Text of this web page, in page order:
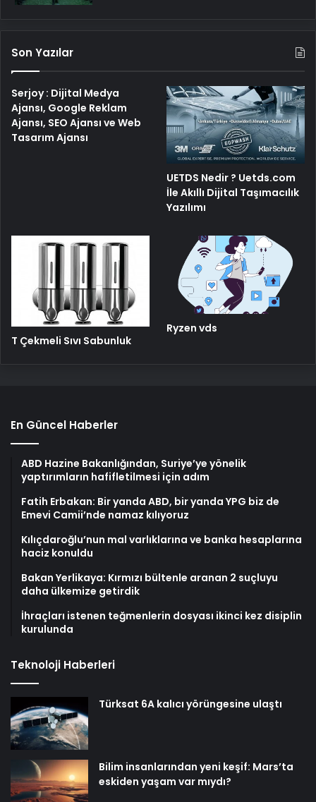
Son Yazılar
Serjoy : Dijital Medya
Ajansı, Google Reklam
Ajansı, SEO Ajansı ve Web
Tasarım Ajansı
UETDS Nedir ? Uetds.com
İle Akıllı Dijital Taşımacılık
Yazılımı
T Çekmeli Sıvı Sabunluk
Ryzen vds
En Güncel Haberler
ABD Hazine Bakanlığından, Suriye’ye yönelik
yaptırımların hafifletilmesi için adım
Fatih Erbakan: Bir yanda ABD, bir yanda YPG biz de
Emevi Camii’nde namaz kılıyoruz
Kılıçdaroğlu’nun mal varlıklarına ve banka hesaplarına
haciz konuldu
Bakan Yerlikaya: Kırmızı bültenle aranan 2 suçluyu
daha ülkemize getirdik
İhraçları istenen teğmenlerin dosyası ikinci kez disiplin
kurulunda
Teknoloji Haberleri
Türksat 6A kalıcı yörüngesine ulaştı
Bilim insanlarından yeni keşif: Mars’ta
eskiden yaşam var mıydı?